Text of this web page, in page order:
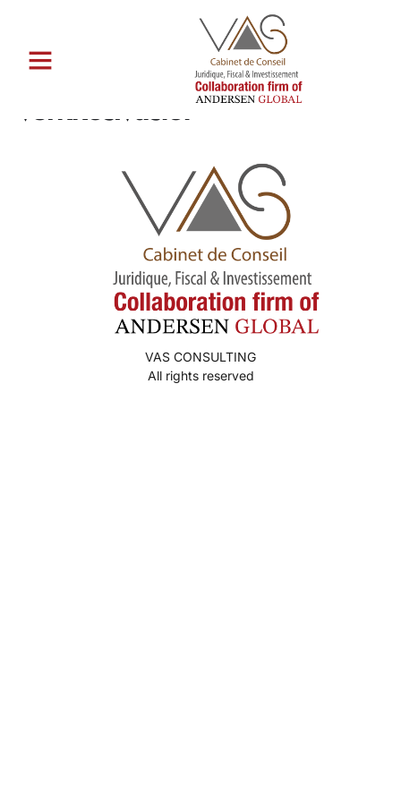
Catégorie : kymmenen eniten
postimyynti morsiamen
verkkosivustot
VAS CONSULTING
All rights reserved